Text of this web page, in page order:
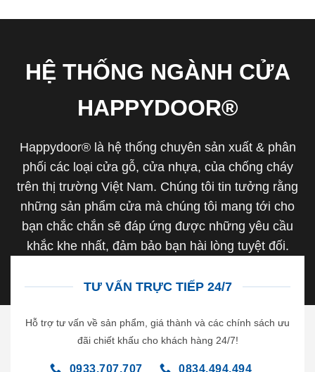
HỆ THỐNG NGÀNH CỬA
HAPPYDOOR®
Happydoor® là hệ thống chuyên sản xuất & phân
phối các loại cửa gỗ, cửa nhựa, của chống cháy
trên thị trường Việt Nam. Chúng tôi tin tưởng rằng
những sản phẩm cửa mà chúng tôi mang tới cho
bạn chắc chắn sẽ đáp ứng được những yêu cầu
khắc khe nhất, đảm bảo bạn hài lòng tuyệt đối.
TƯ VẤN TRỰC TIẾP 24/7
Hỗ trợ tư vấn về sản phẩm, giá thành và các chính sách ưu
đãi chiết khấu cho khách hàng 24/7!
0933.707.707 0834.494.494